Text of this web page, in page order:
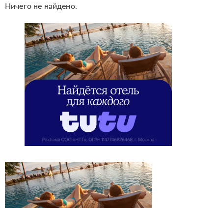
Ничего не найдено.